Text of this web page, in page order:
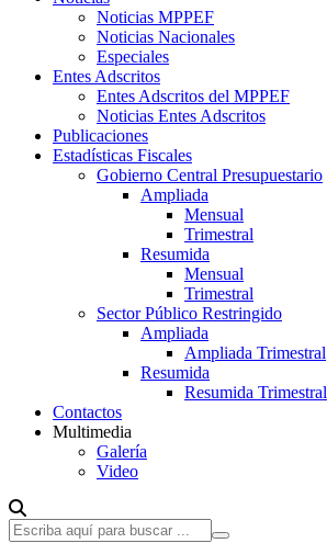
Noticias MPPEF
Noticias Nacionales
Especiales
Entes Adscritos
Entes Adscritos del MPPEF
Noticias Entes Adscritos
Publicaciones
Estadísticas Fiscales
Gobierno Central Presupuestario
Ampliada
Mensual
Trimestral
Resumida
Mensual
Trimestral
Sector Público Restringido
Ampliada
Ampliada Trimestral
Resumida
Resumida Trimestral
Contactos
Multimedia
Galería
Video